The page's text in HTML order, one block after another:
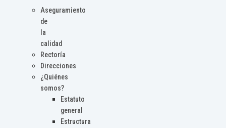
Aseguramiento
de
la
calidad
Rectoría
Direcciones
¿Quiénes
somos?
Estatuto
general
Estructura